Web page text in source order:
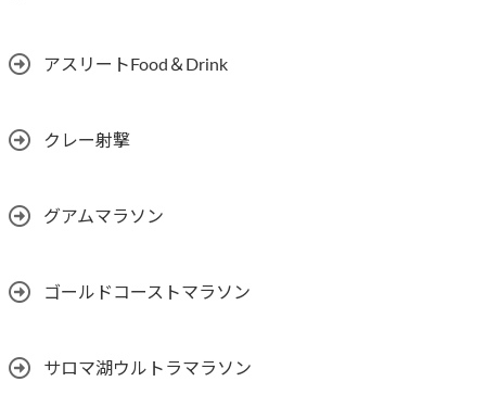
アスリートFood＆Drink
クレー射撃
グアムマラソン
ゴールドコーストマラソン
サロマ湖ウルトラマラソン